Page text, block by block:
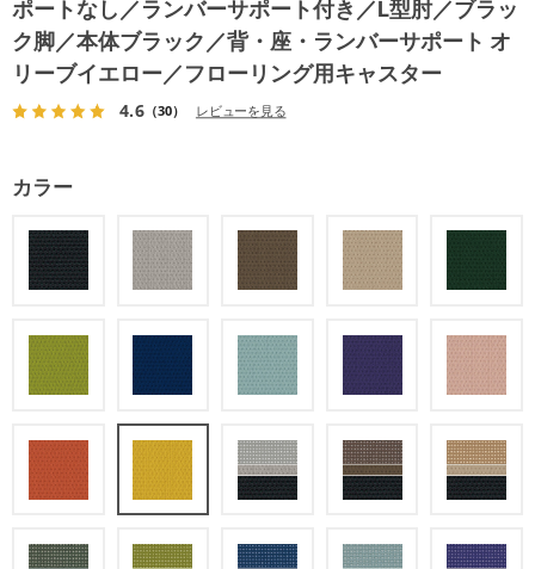
ポートなし／ランバーサポート付き／L型肘／ブラッ
ク脚／本体ブラック／背・座・ランバーサポート オ
リーブイエロー／フローリング用キャスター
4.6（30） レビューを見る
カラー